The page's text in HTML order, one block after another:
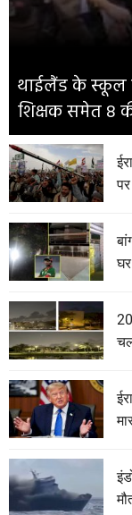
थाईलैंड के स्कूल
शिक्षक समेत 8